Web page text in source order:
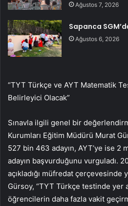
Ağustos 7, 2026
Sapanca
Ağustos 6, 2026
“TYT Türkçe ve AYT Matematik
Belirleyici Olacak”
Sınavla ilgili genel bir
Kurumları Eğitim Müdürü Murat
527 bin 463 adayın, AYT’ye ise 2
adayın başvurduğunu vurguladı.
açıkladığı müfredat çerçevesinde
Gürsoy, “TYT Türkçe testinde yer
öğrencilerin daha fazla vakit